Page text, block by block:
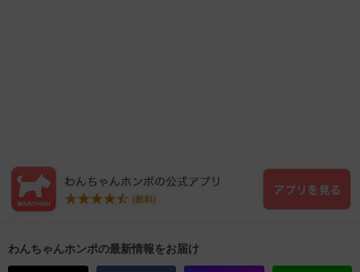
わんちゃんホンポの最新情報をお届け